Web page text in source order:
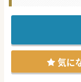
■高齢化が進む
提供を目指し
域医療の向上
■包括的な地域
が必要とされ
が求められてい
■アクティビ
ズにも応えて
気に